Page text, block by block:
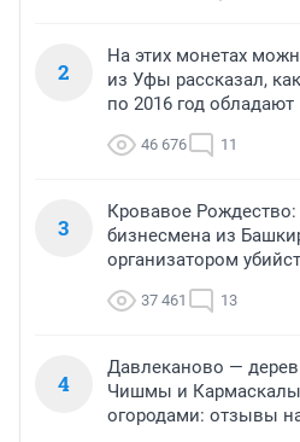
2
На этих монетах
из Уфы рассказал,
по 2016 год
46 676 11
3
Кровавое
бизнесмена из
организатором
37 461 13
4
Давлеканово —
Чишмы и
огородами: отзывы